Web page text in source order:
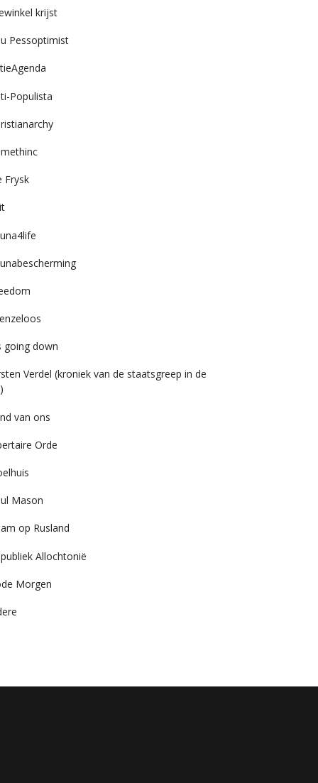
krijst
Pessoptimist
Populista
Frysk
going down
Verdel (kroniek van de staatsgreep in de
van ons
Orde
Mason
op Rusland
Allochtonië
Morgen